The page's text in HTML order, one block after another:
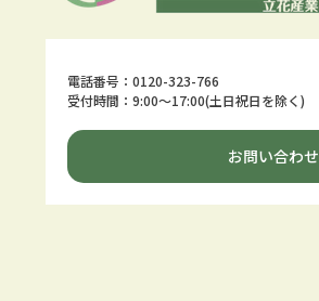
電話番号：0120-323-766
受付時間：9:00～17:00(土日祝日を除く)
お問い合わせ